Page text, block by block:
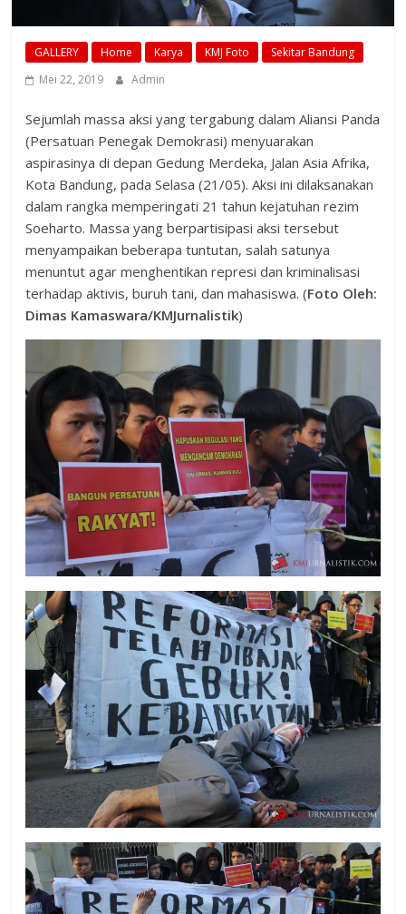
GALLERY Home Karya KMJ Foto
Sekitar Bandung
Mei 22, 2019
Admin
Sejumlah massa aksi yang tergabung dalam Aliansi Panda
(Persatuan Penegak Demokrasi) menyuarakan
aspirasinya di depan Gedung Merdeka, Jalan Asia Afrika,
Kota Bandung, pada Selasa (21/05). Aksi ini dilaksanakan
dalam rangka memperingati 21 tahun kejatuhan rezim
Soeharto. Massa yang berpartisipasi aksi tersebut
menyampaikan beberapa tuntutan, salah satunya
menuntut agar menghentikan represi dan kriminalisasi
terhadap aktivis, buruh tani, dan mahasiswa. (Foto Oleh:
Dimas Kamaswara/KMJurnalistik)